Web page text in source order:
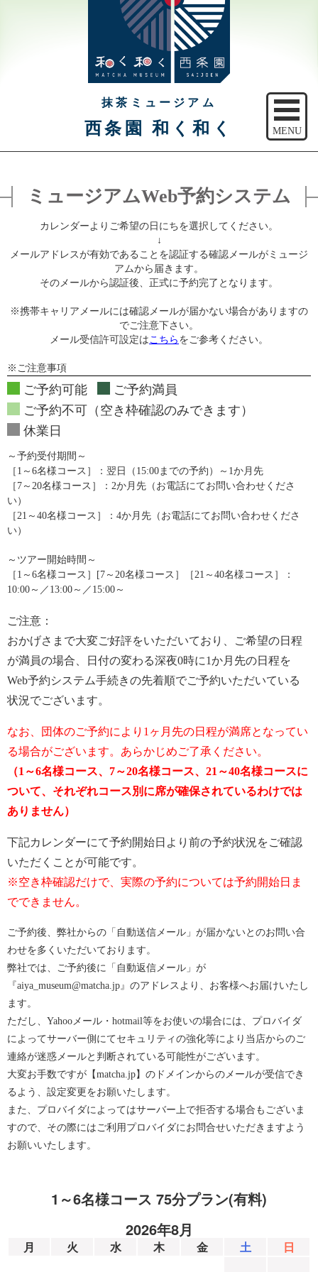
抹茶ミュージアム
西条園 和く和く MENU
ご予約
アクセス
注意事項
ミュージアムWeb予約システム
カレンダーよりご希望の日にちを選択してください。
↓
メールアドレスが有効であることを認証する確認メールがミュージ
アムから届きます。
そのメールから認証後、正式に予約完了となります。
※携帯キャリアメールには確認メールが届かない場合がありますの
でご注意下さい。
メール受信許可設定はこちら をご参考ください。
※ご注意事項
ご予約可能
ご予約満員
ご予約不可（空き枠確認のみできます）
休業日
～予約受付期間～
［1～6名様コース］：翌日（15:00までの予約）～1か月先
［7～20名様コース］：2か月先（お電話にてお問い合わせくださ
い）
［21～40名様コース］：4か月先（お電話にてお問い合わせくださ
い）
～ツアー開始時間～
［1～6名様コース］[7～20名様コース］［21～40名様コース］：
10:00～／13:00～／15:00～
ご注意：
おかげさまで大変ご好評をいただいており、ご希望の日程
が満員の場合、日付の変わる深夜0時に1か月先の日程を
Web予約システム手続きの先着順でご予約いただいている
状況でございます。
なお、団体のご予約により1ヶ月先の日程が満席となってい
る場合がございます。あらかじめご了承ください。
（1～6名様コース、7～20名様コース、21～40名様コースに
ついて、それぞれコース別に席が確保されているわけでは
ありません）
下記カレンダーにて予約開始日より前の予約状況をご確認
いただくことが可能です。
※空き枠確認だけで、実際の予約については予約開始日ま
でできません。
ご予約後、弊社からの「自動送信メール」が届かないとのお問い合
わせを多くいただいております。
弊社では、ご予約後に「自動返信メール」が
『aiya_museum@matcha.jp』のアドレスより、お客様へお届けいたし
ます。
ただし、Yahooメール・hotmail等をお使いの場合には、プロバイダ
によってサーバー側にてセキュリティの強化等により当店からのご
連絡が迷惑メールと判断されている可能性がございます。
大変お手数ですが【matcha.jp】のドメインからのメールが受信でき
るよう、設定変更をお願いたします。
また、プロバイダによってはサーバー上で拒否する場合もございま
すので、その際にはご利用プロバイダにお問合せいただきますよう
お願いいたします。
1～6名様コース 75分プラン(有料)
2026年8月
月 火 水 木 金 土 日